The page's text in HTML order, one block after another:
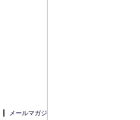
メールマガジ